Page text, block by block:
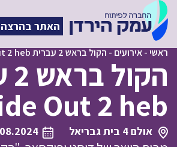
האתר בהרצה
ראשי-אירועים - הקול בראש 2 עברית Inside Out 2 heb
Out 2 heb
אולם 4 בית גבריאל